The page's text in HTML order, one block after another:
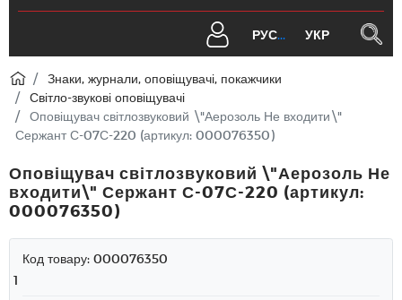
РУС УКР
Знаки, журнали, оповіщувачі, покажчики
Світло-звукові оповіщувачі
Оповіщувач світлозвуковий \"Аерозоль Не входити\"
Сержант С-07С-220 (артикул: 000076350)
Оповіщувач світлозвуковий \"Аерозоль Не
входити\" Сержант С-07С-220 (артикул:
000076350)
Код товару: 000076350
1